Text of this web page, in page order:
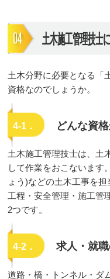
土木施工管理技士
土木分野に必要となる「
資格なのでしょうか。
4-1． どんな資
土木施工管理技士は、土
して作業をおこないます
ょう)などの土木工事を
工程・安全管理・施工管
2つです。
4-2． 求人・就
道路・橋・トンネル・ダ